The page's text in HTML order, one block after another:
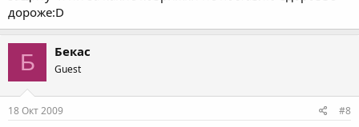
дороже:D
Б Бекас
Guest
18 Окт 2009 #8